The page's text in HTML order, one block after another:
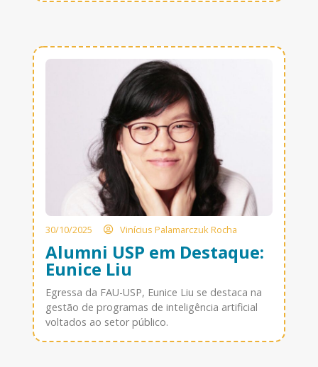
30/10/2025 Vinícius Palamarczuk Rocha
Alumni USP em Destaque:
Eunice Liu
Egressa da FAU-USP, Eunice Liu se destaca na
gestão de programas de inteligência artificial
voltados ao setor público.